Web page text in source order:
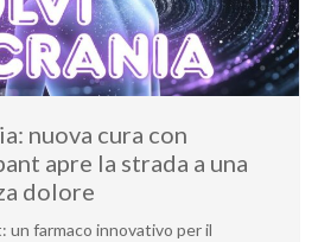
nuova cura con
apre la strada a una
dolore
un farmaco innovativo per il